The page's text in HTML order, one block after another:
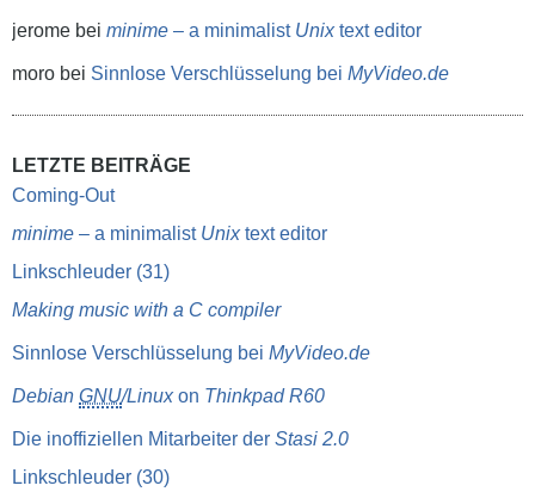
jerome bei minime – a minimalist Unixtext editor
moro bei Sinnlose Verschlüsselung bei MyVideo.de
LETZTE BEITRÄGE
Coming-Out
minime – a minimalist Unixtext editor
Linkschleuder (31)
Making music with a C compiler
Sinnlose Verschlüsselung bei MyVideo.de
Debian GNU/Linuxon Thinkpad R60
Die inoffiziellen Mitarbeiter der Stasi 2.0
Linkschleuder (30)